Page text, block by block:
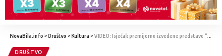
NovaBila.info >Društvo >Kultura >VIDEO: Isječak premijerno izvedene predstave “Zaljubljeni car”
DRUŠTVO